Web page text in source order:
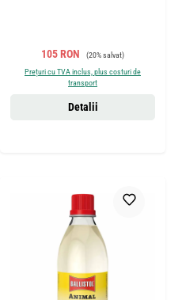
Preț de vânzare:
105 RON Preț obișnuit:
(20% salvat)
Prețuri cu TVA inclus, plus costuri de
transport
Detalii